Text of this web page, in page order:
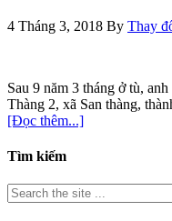
4 Tháng 3, 2018 By Thay
Sau 9 năm 3 tháng ở tù,
Thàng 2, xã San thàng,
[Đọc thêm...]
Tìm kiếm